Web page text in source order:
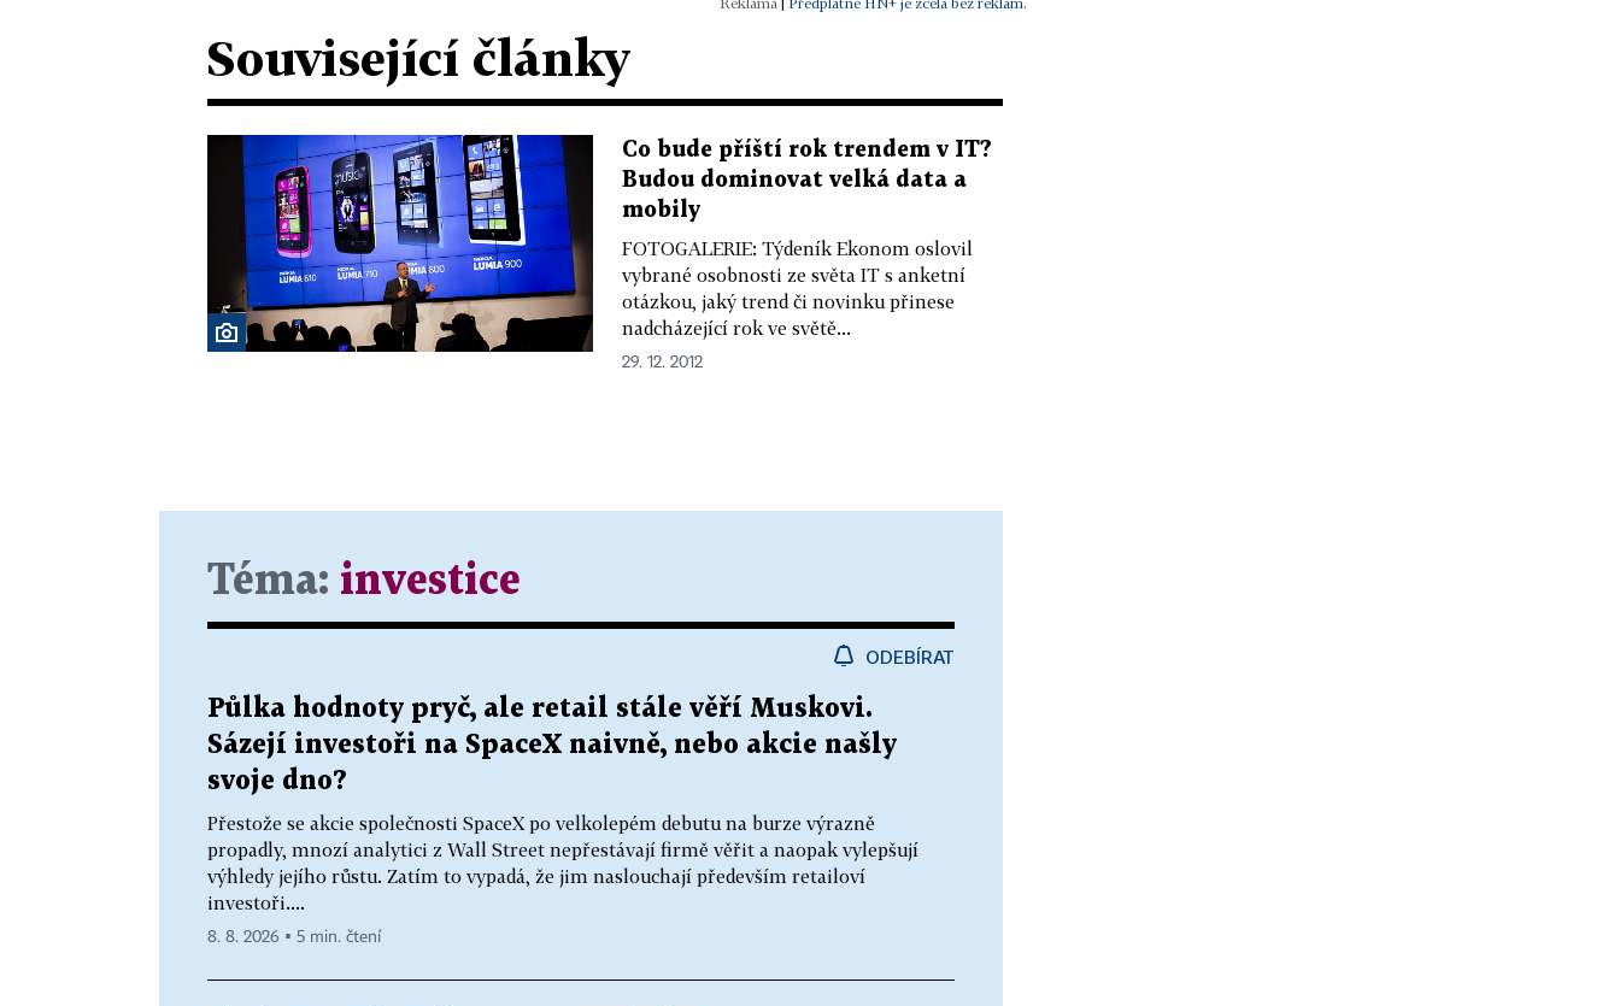
Související články
Co bude příští rok trendem v IT?
Budou dominovat velká data a
mobily
FOTOGALERIE: Týdeník Ekonom oslovil
vybrané osobnosti ze světa IT s anketní
otázkou, jaký trend či novinku přinese
nadcházející rok ve světě...
29. 12. 2012
Téma: investice
ODEBÍRAT
Půlka hodnoty pryč, ale retail stále věří Muskovi.
Sázejí investoři na SpaceX naivně, nebo akcie našly
svoje dno?
Přestože se akcie společnosti SpaceX po velkolepém debutu na burze výrazně
propadly, mnozí analytici z Wall Street nepřestávají firmě věřit a naopak vylepšují
výhledy jejího růstu. Zatím to vypadá, že jim naslouchají především retailoví
investoři....
8. 8. 2026 ▪ 5 min. čtení